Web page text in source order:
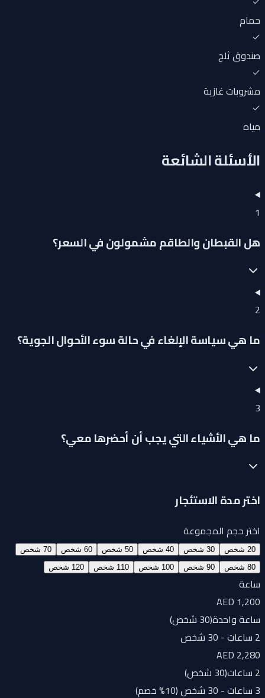
حمام
صندوق ثلج
مشروبات غازية
مياه
الأسئلة الشائعة
هل القبطان والطاقم مشمولون في السعر؟
ما هي سياسة الإلغاء في حالة سوء الأحوال الجوية؟
ما هي الأشياء التي يجب أن أحضرها معي؟
اختر مدة الاستئجار
اختر حجم المجموعة
20 شخص 30 شخص 40 شخص 50 شخص 60 شخص
70 شخص
80 شخص
90 شخص 100 شخص 110 شخص 120 شخص
ساعة
AED 1,200
ساعة واحدة(30 شخص
AED 2,280
(30 شخص